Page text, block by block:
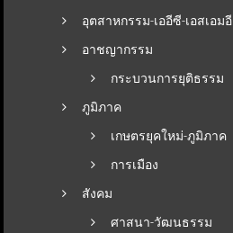
อุตสาหกรรม-เออีซี-เอสเอมอี
อาชญากรรม
กระบวนการยุติธรรม
ภูมิภาค
เกษตรยุคใหม่-ภูมิภาค
การเมือง
สังคม
ศาสนา-วัฒนธรรม